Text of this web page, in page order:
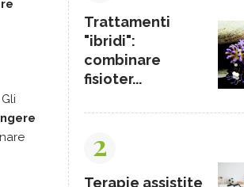
Gli
Trattamenti
"ibridi":
combinare
fisioter...
2
Terapie assistite